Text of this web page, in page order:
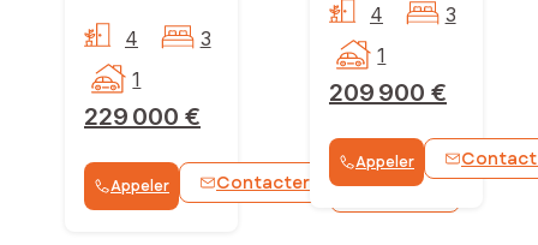
229 000 €
4
3
1
Appeler Contacter WhatsApp
209 900 €
4
3
1
Appeler